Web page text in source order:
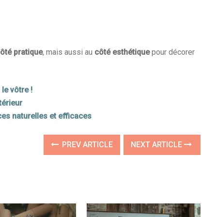
pratique, mais aussi au côté esthétiquepour décorer
vôtre !
naturelles et efficaces
PREV ARTICLE NEXT ARTICLE